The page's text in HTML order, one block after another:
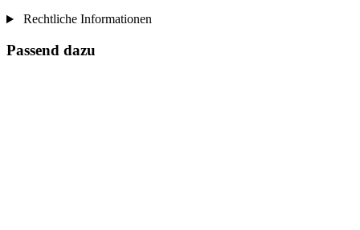
Rechtliche Informationen
Passend dazu